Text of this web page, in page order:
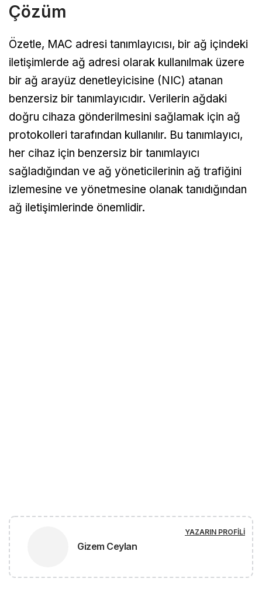
Çözüm
Özetle, MAC adresi tanımlayıcısı, bir ağ içindeki
iletişimlerde ağ adresi olarak kullanılmak üzere
bir ağ arayüz denetleyicisine (NIC) atanan
benzersiz bir tanımlayıcıdır. Verilerin ağdaki
doğru cihaza gönderilmesini sağlamak için ağ
protokolleri tarafından kullanılır. Bu tanımlayıcı,
her cihaz için benzersiz bir tanımlayıcı
sağladığından ve ağ yöneticilerinin ağ trafiğini
izlemesine ve yönetmesine olanak tanıdığından
ağ iletişimlerinde önemlidir.
Gizem Ceylan
YAZARIN PROFILI